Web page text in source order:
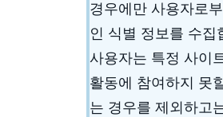
경우에만 사용자로
인 식별 정보를 수집
사용자는 특정 사이
활동에 참여하지 못
는 경우를 제외하고